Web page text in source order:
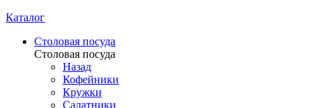
Каталог
Столовая посуда
Столовая посуда
Назад
Кофейники
Кружки
Салатники